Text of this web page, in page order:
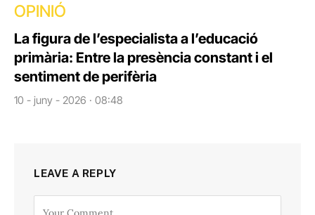
OPINIÓ
La figura de l’especialista a l’educació
primària: Entre la presència constant i el
sentiment de perifèria
10 - juny - 2026 · 08:48
LEAVE A REPLY